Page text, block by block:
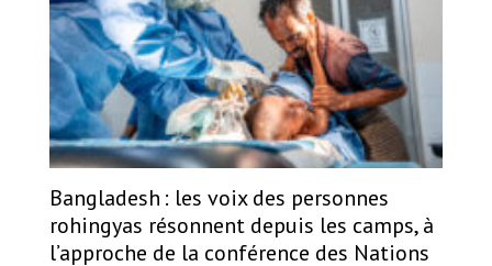
Bangladesh : les voix des personnes
rohingyas résonnent depuis les camps, à
l’approche de la conférence des Nations